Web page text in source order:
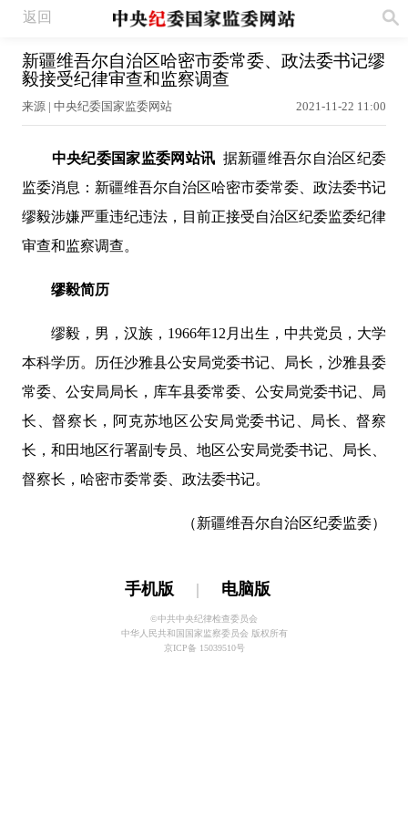
返回
新疆维吾尔自治区哈密市委常委、政法委书记缪
毅接受纪律审查和监察调查
来源 | 中央纪委国家监委网站 2021-11-22 11:00
中央纪委国家监委网站讯 据新疆维吾尔自治区纪委
监委消息：新疆维吾尔自治区哈密市委常委、政法委书记
缪毅涉嫌严重违纪违法，目前正接受自治区纪委监委纪律
审查和监察调查。
缪毅简历
缪毅，男，汉族，1966年12月出生，中共党员，大学
本科学历。历任沙雅县公安局党委书记、局长，沙雅县委
常委、公安局局长，库车县委常委、公安局党委书记、局
长、督察长，阿克苏地区公安局党委书记、局长、督察
长，和田地区行署副专员、地区公安局党委书记、局长、
督察长，哈密市委常委、政法委书记。
（新疆维吾尔自治区纪委监委）
手机版 | 电脑版
©中共中央纪律检查委员会
中华人民共和国国家监察委员会 版权所有
京ICP备 15039510号